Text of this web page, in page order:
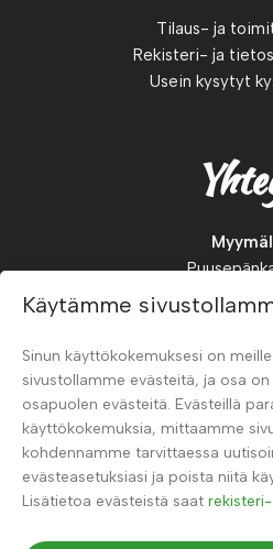
Käytämme
Sinun käyttökokemuksesi on
sivustollamme evästeitä, ja osa
osapuolen evästeitä. Evästeillä
käyttökokemuksia, mittaamme
kohdennamme tarvittaessa
evästeasetuksiasi ja poista niitä
Lisätietoa evästeistä saat
Tilaus- ja
Rekisteri- ja
Usein kysytyt
88900,